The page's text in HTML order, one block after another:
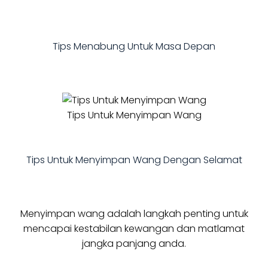
Tips Menabung Untuk Masa Depan
Tips Untuk Menyimpan Wang
Tips Untuk Menyimpan Wang Dengan Selamat
Menyimpan wang adalah langkah penting untuk
mencapai kestabilan kewangan dan matlamat
jangka panjang anda.